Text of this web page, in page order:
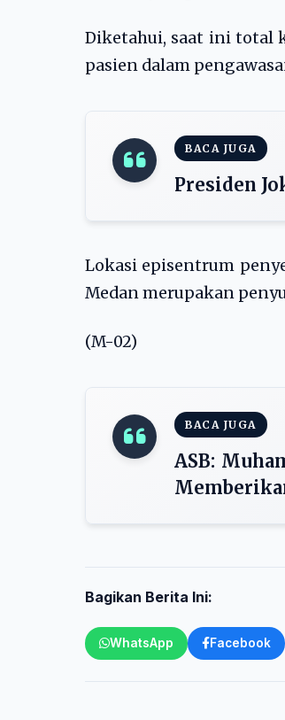
Diketahui, saat ini total
pasien dalam
BACA JUGA
Presiden
Lokasi episentrum
Medan merupakan
(M-02)
BACA JUGA
ASB:
Bagikan Berita Ini:
WhatsApp Facebook